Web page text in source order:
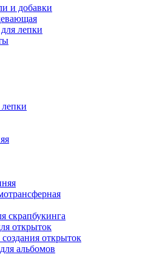
и добавки
лепки
лепки
скрапбукинга
открыток
открыток
альбомов